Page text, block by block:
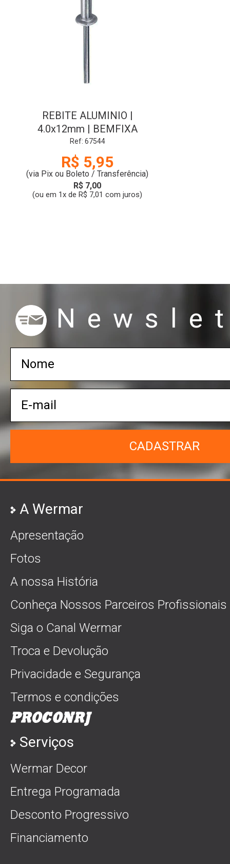
REBITE ALUMINIO |
4.0x12mm | BEMFIXA
Ref: 67544
R$ 5,95
(via Pix ou Boleto / Transferência)
R$ 7,00
(ou em 1x de R$ 7,01 com juros)
CADASTRAR
A Wermar
Apresentação
Fotos
A nossa História
Conheça Nossos Parceiros Profissionais
Siga o Canal Wermar
Troca e Devolução
Privacidade e Segurança
Termos e condições
Serviços
Wermar Decor
Entrega Programada
Desconto Progressivo
Financiamento